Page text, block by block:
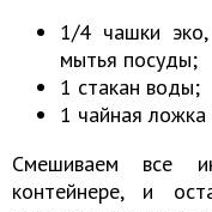
1/4 чашки эко,
мытья посуды;
1 стакан воды;
1 чайная ложка
Смешиваем все
контейнере, и